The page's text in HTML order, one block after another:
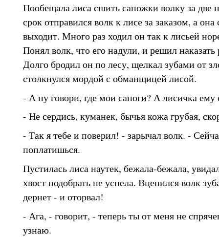
Пообещала лиса сшить сапожки волку за две
срок отправился волк к лисе за заказом, а она
выходит. Много раз ходил он так к лисьей
Понял волк, что его надули, и решил
Долго бродил он по лесу, щелкал зубами от
столкнулся мордой с обманщицей лисой.
- А ну говори, где мои сапоги? А лисичка ему
- Не сердись, куманек, бычья кожа грубая,
- Так я тебе и поверил! - зарычал волк. -
поплатишься.
Пустилась лиса наутек, бежала-бежала,
хвост подобрать не успела. Вцепился волк
дернет - и оторвал!
- Ага, - говорит, - теперь ты от меня не
узнаю.